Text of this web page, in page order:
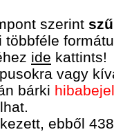
szerint
többféle
ide kattints!
vagy
bárki
ebből